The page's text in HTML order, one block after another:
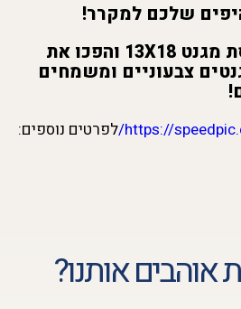
שלכם למקרר!
הזמינו עכשיו הדפסת מגנט 13X18 והפכו את
צבעוניים ומשמחים
https:// לפרטים נוספים:
אוהבים אותנו?